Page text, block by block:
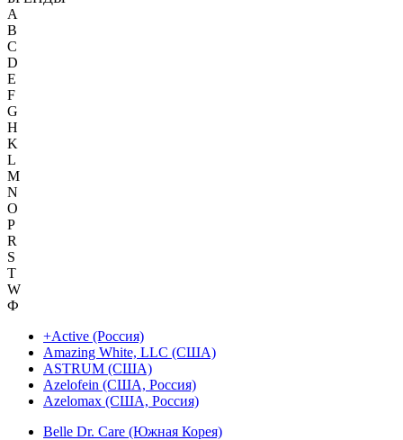
A
B
C
D
E
F
G
H
K
L
M
N
O
P
R
S
T
W
Ф
+Active (Россия)
Amazing White, LLC (США)
ASTRUM (США)
Azelofein (США, Россия)
Azelomax (США, Россия)
Belle Dr. Care (Южная Корея)